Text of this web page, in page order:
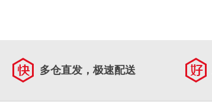
多仓直发，极速配送